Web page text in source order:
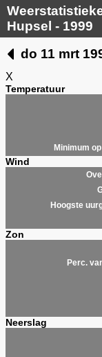
Hupsel - 1999
do 11 mrt
X
Temperatuur
Minimum
Wind
Hoogste
Zon
Perc.
Neerslag